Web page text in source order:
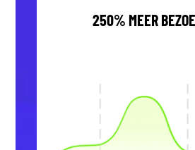
250% MEER